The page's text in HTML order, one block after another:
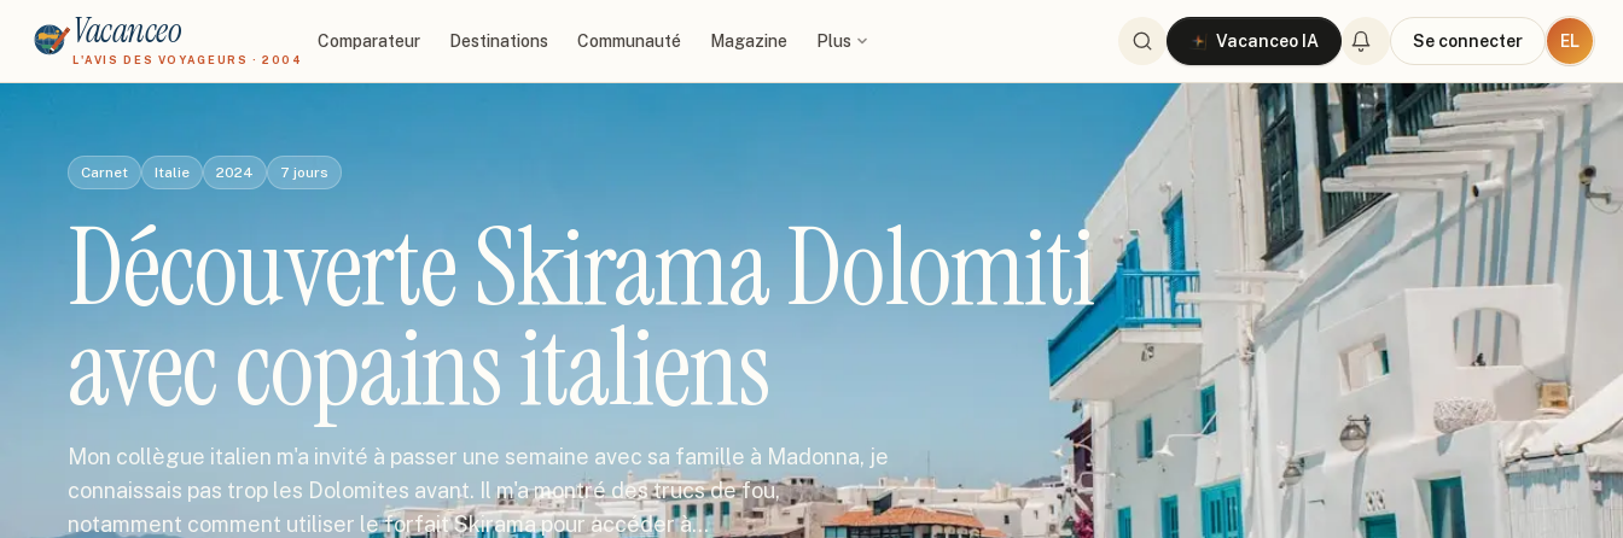
Vacanceo
L'AVIS DES VOYAGEURS · 2004
Comparateur Destinations Communauté Magazine Plus Vacanceo IA Se connecter EL
Carnet Italie 2024 7 jours
Découverte Skirama Dolomiti
avec copains italiens
Mon collègue italien m'a invité à passer une semaine avec sa famille à Madonna, je
connaissais pas trop les Dolomites avant. Il m'a montré des trucs de fou,
notamment comment utiliser le forfait Skirama pour accéder à…